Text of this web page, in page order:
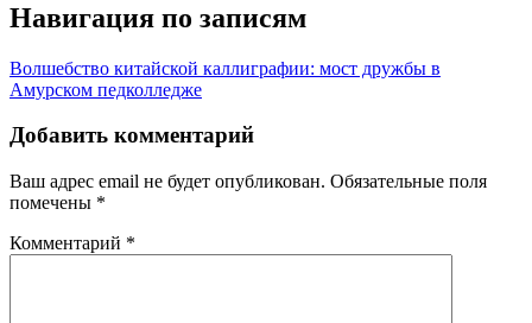
Навигация по записям
Волшебство китайской каллиграфии: мост дружбы в
Амурском педколледже
Добавить комментарий
Ваш адрес email не будет опубликован. Обязательные поля
помечены *
Комментарий *